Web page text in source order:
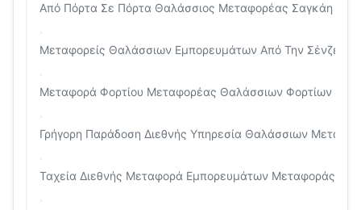
Από Πόρτα Σε Πόρτα Θαλάσσιος Μεταφορέας Σαγκάη
Μεταφορείς Θαλάσσιων Εμπορευμάτων Από Την Σένζεν
Μεταφορά Φορτίου Μεταφορέας Θαλάσσιων Φορτίων Από
Γρήγορη Παράδοση Διεθνής Υπηρεσία Θαλάσσιων
Ταχεία Διεθνής Μεταφορά Εμπορευμάτων Μεταφοράς